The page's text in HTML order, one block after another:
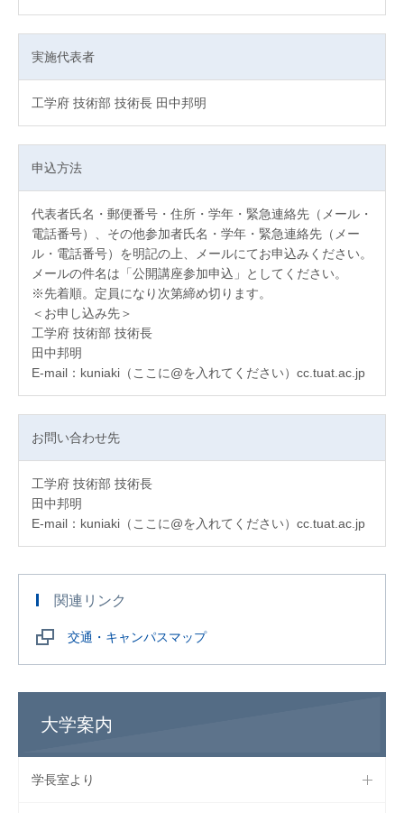
実施代表者
工学府 技術部 技術長 田中邦明
申込方法
代表者氏名・郵便番号・住所・学年・緊急連絡先（メール・
電話番号）、その他参加者氏名・学年・緊急連絡先（メー
ル・電話番号）を明記の上、メールにてお申込みください。
メールの件名は「公開講座参加申込」としてください。
※先着順。定員になり次第締め切ります。
＜お申し込み先＞
工学府 技術部 技術長
田中邦明
E-mail：kuniaki（ここに@を入れてください）cc.tuat.ac.jp
お問い合わせ先
工学府 技術部 技術長
田中邦明
E-mail：kuniaki（ここに@を入れてください）cc.tuat.ac.jp
関連リンク
交通・キャンパスマップ
大学案内
学長室より